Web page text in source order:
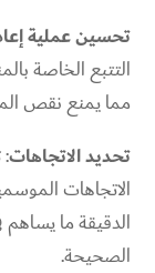
تحسين عملية
التتبع الخاصة
مما يمنع نقص
تحديد الاتجاهات:
الاتجاهات
الدقيقة ما يساهم
الصحيحة.